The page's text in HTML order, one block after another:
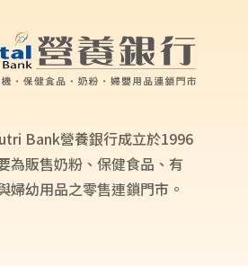
Bank營養銀行成立於1996
為販售奶粉、保健食品、有
婦幼用品之零售連鎖門市。